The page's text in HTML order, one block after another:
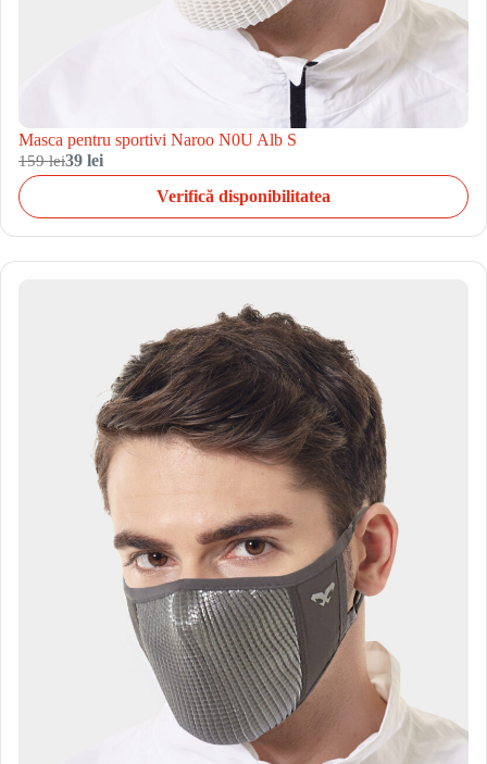
Masca pentru sportivi Naroo N0U Alb S
159 lei39 lei
Verifică disponibilitatea